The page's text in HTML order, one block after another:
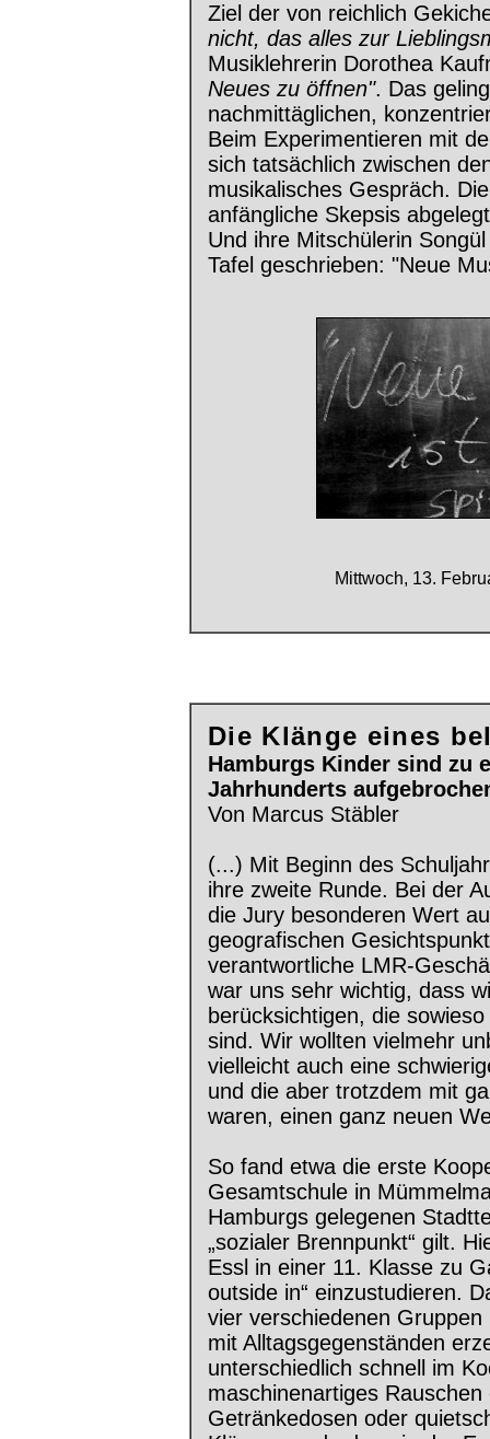
Ziel der von reichlich
nicht, das alles zur
Musiklehrerin Dorothea
Neues zu öffnen". Das
nachmittäglichen,
Beim Experimentieren mit
sich tatsächlich zwischen
musikalisches Gespräch.
anfängliche Skepsis
Und ihre Mitschülerin
Tafel geschrieben: "Neue
Mittwoch, 13.
Die Klänge eines
Hamburgs Kinder sind zu
Jahrhunderts
Von Marcus Stäbler
(...) Mit Beginn des
ihre zweite Runde. Bei der
die Jury besonderen Wert
geografischen
verantwortliche LMR-
war uns sehr wichtig, dass
berücksichtigen, die
sind. Wir wollten vielmehr
vielleicht auch eine
und die aber trotzdem mit
waren, einen ganz neuen
So fand etwa die erste
Gesamtschule in
Hamburgs gelegenen
„sozialer Brennpunkt“ gilt.
Essl in einer 11. Klasse zu
outside in“ einzustudieren.
vier verschiedenen
mit Alltagsgegenständen
unterschiedlich schnell im
maschinenartiges
Getränkedosen oder